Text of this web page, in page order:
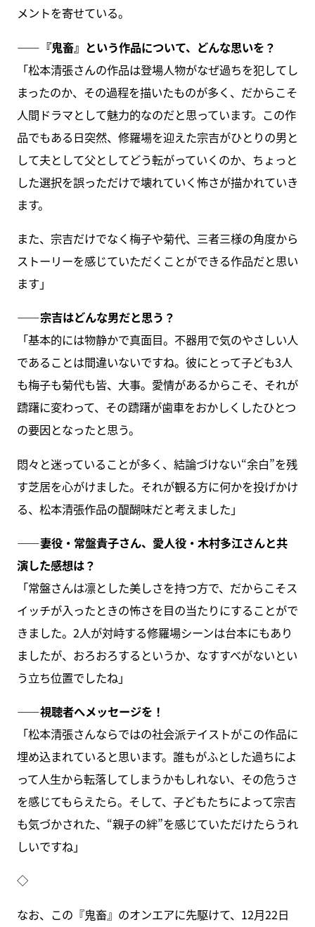
メントを寄せている。
――『鬼畜』という作品について、どんな思いを？
「松本清張さんの作品は登場人物がなぜ過ちを犯してし
まったのか、その過程を描いたものが多く、だからこそ
人間ドラマとして魅力的なのだと思っています。この作
品でもある日突然、修羅場を迎えた宗吉がひとりの男と
して夫として父としてどう転がっていくのか、ちょっと
した選択を誤っただけで壊れていく怖さが描かれていき
ます。
また、宗吉だけでなく梅子や菊代、三者三様の角度から
ストーリーを感じていただくことができる作品だと思い
ます」
――宗吉はどんな男だと思う？
「基本的には物静かで真面目。不器用で気のやさしい人
であることは間違いないですね。彼にとって子ども3人
も梅子も菊代も皆、大事。愛情があるからこそ、それが
躊躇に変わって、その躊躇が歯車をおかしくしたひとつ
の要因となったと思う。
悶々と迷っていることが多く、結論づけない“余白”を残
す芝居を心がけました。それが観る方に何かを投げかけ
る、松本清張作品の醍醐味だと考えました」
――妻役・常盤貴子さん、愛人役・木村多江さんと共
演した感想は？
「常盤さんは凛とした美しさを持つ方で、だからこそス
イッチが入ったときの怖さを目の当たりにすることがで
きました。2人が対峙する修羅場シーンは台本にもあり
ましたが、おろおろするというか、なすすべがないとい
う立ち位置でしたね」
――視聴者へメッセージを！
「松本清張さんならではの社会派テイストがこの作品に
埋め込まれていると思います。誰もがふとした過ちによ
って人生から転落してしまうかもしれない、その危うさ
を感じてもらえたら。そして、子どもたちによって宗吉
も気づかされた、“親子の絆”を感じていただけたらうれ
しいですね」
◇
なお、この『鬼畜』のオンエアに先駆けて、12月22日